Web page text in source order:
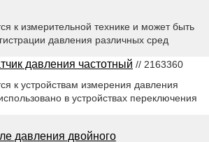
к измерительной технике и может быть
давления различных сред
давления частотный // 2163360
к устройствам измерения давления
в устройствах переключения
давления двойного